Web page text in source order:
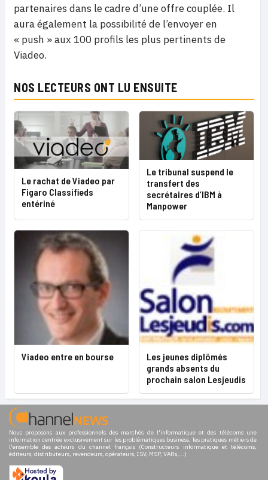
partenaires dans le cadre d’une offre couplée. Il
aura également la possibilité de l’envoyer en
« push » aux 100 profils les plus pertinents de
Viadeo.
NOS LECTEURS ONT LU ENSUITE
Le rachat de Viadeo par
Figaro Classifieds
entériné
Le tribunal suspend le
transfert des
secrétaires d’IBM à
Manpower
Viadeo entre en bourse
Les jeunes diplômés
grands absents du
prochain salon Lesjeudis
Nous proposons aux professionnels des marchés de l'informatique et des télécoms une
information centrée exclusivement sur les problématiques business, les pratiques métiers de
l'ensemble des acteurs du channel français (Constructeurs informatique et télécoms,
éditeurs, distributeurs, revendeurs, opérateurs, ISV, MSP, VARs,...)